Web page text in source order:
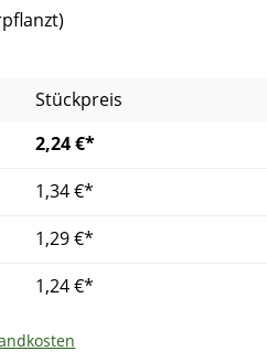
Stückpreis
2,24 €*
1,34 €*
1,29 €*
1,24 €*